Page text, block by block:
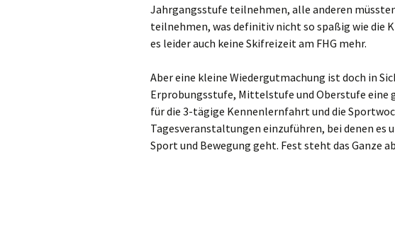
Kleve
Korschenbroich
Krefeld
Langenfeld
Leverkusen
Jahrgangsstufe teilnehmen, alle anderen
teilnehmen, was definitiv nicht so spaßig wie die
es leider auch keine Skifreizeit am FHG mehr.
Aber eine kleine Wiedergutmachung ist doch in
Erprobungsstufe, Mittelstufe und Oberstufe eine
für die 3-tägige Kennenlernfahrt und die
Tagesveranstaltungen einzuführen, bei denen es
Sport und Bewegung geht. Fest steht das Ganze